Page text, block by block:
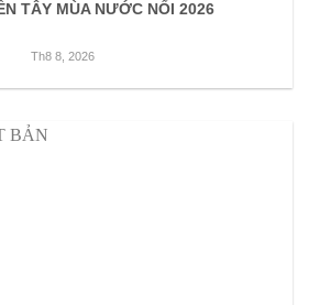
TÂY MÙA NƯỚC NỔI 2026
Th8 8, 2026